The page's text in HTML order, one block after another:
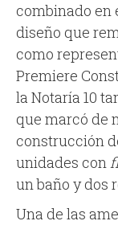
combinado en
diseño que
como
Premiere
la Notaría 10
que marcó de
construcción
unidades con
un baño y dos
Una de las